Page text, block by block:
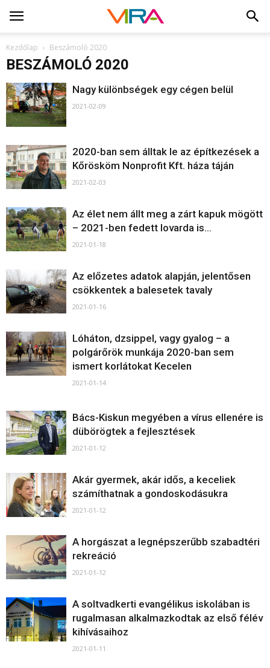
Kezdőlap Beszámoló 2020
BESZÁMOLÓ 2020
Nagy különbségek egy cégen belül
2021-02-09
2020-ban sem álltak le az építkezések a
Kőrösköm Nonprofit Kft. háza táján
2021-02-03
Az élet nem állt meg a zárt kapuk mögött
– 2021-ben fedett lovarda is...
2021-01-18
Az előzetes adatok alapján, jelentősen
csökkentek a balesetek tavaly
2021-01-16
Lóháton, dzsippel, vagy gyalog – a
polgárőrök munkája 2020-ban sem
ismert korlátokat Kecelen
2021-01-14
Bács-Kiskun megyében a vírus ellenére is
dübörögtek a fejlesztések
2021-01-12
Akár gyermek, akár idős, a keceliek
számíthatnak a gondoskodásukra
2021-01-12
A horgászat a legnépszerűbb szabadtéri
rekreáció
2021-01-12
A soltvadkerti evangélikus iskolában is
rugalmasan alkalmazkodtak az első félév
kihívásaihoz
2021-01-11